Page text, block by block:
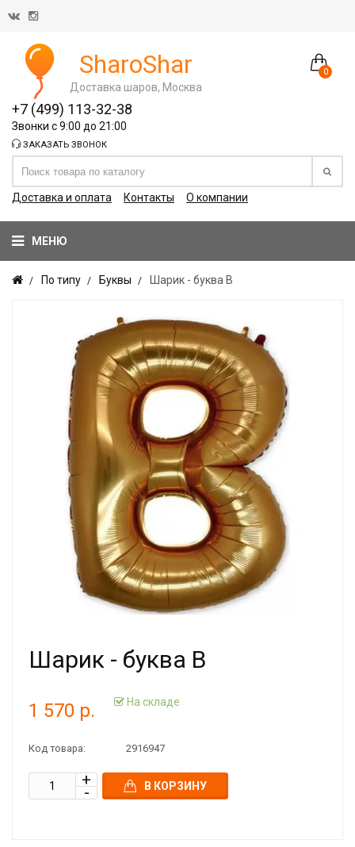
0
SharoShar
Доставка шаров, Москва
+7 (499) 113-32-38
Звонки с 9:00 до 21:00
ЗАКАЗАТЬ ЗВОНОК
Доставка и оплата Контакты О компании
МЕНЮ
По типу Буквы Шарик - буква В
Шарик - буква В
1 570 р. На складе
Код товара: 2916947
В КОРЗИНУ